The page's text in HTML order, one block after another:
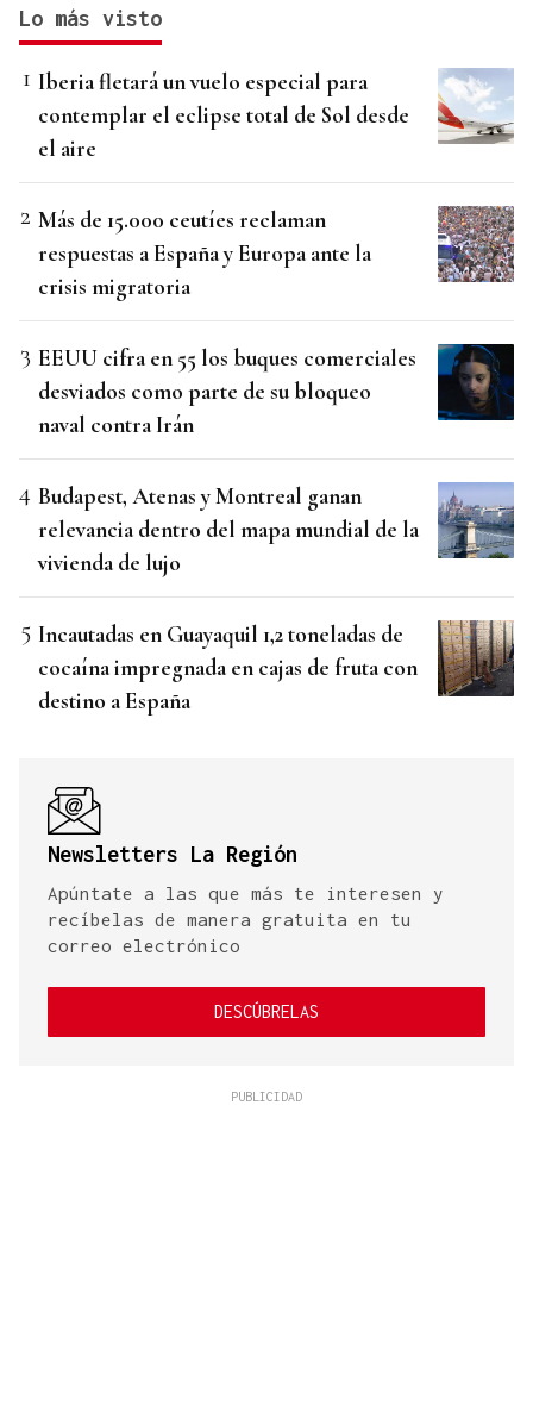
Lo más visto
Iberia fletará un vuelo especial para
contemplar el eclipse total de Sol desde
el aire
Más de 15.000 ceutíes reclaman
respuestas a España y Europa ante la
crisis migratoria
EEUU cifra en 55 los buques comerciales
desviados como parte de su bloqueo
naval contra Irán
Budapest, Atenas y Montreal ganan
relevancia dentro del mapa mundial de la
vivienda de lujo
Incautadas en Guayaquil 1,2 toneladas de
cocaína impregnada en cajas de fruta con
destino a España
Newsletters La Región
Apúntate a las que más te interesen y
recíbelas de manera gratuita en tu
correo electrónico
DESCÚBRELAS